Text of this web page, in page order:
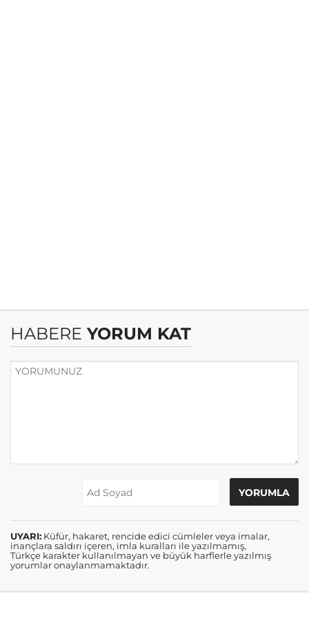
HABERE YORUM KAT
UYARI: Küfür, hakaret, rencide edici cümleler veya imalar,
inançlara saldırı içeren, imla kuralları ile yazılmamış,
Türkçe karakter kullanılmayan ve büyük harflerle yazılmış
yorumlar onaylanmamaktadır.